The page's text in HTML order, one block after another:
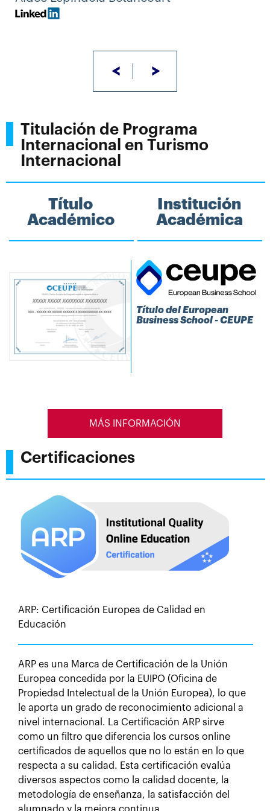
< >
Titulación de Programa
Internacional en Turismo
Internacional
Título
Académico
Institución
Académica
Título del European
Business School - CEUPE
MÁS INFORMACIÓN
Certificaciones
ARP: Certificación Europea de Calidad en
Educación
ARP es una Marca de Certificación de la Unión
Europea concedida por la EUIPO (Oficina de
Propiedad Intelectual de la Unión Europea), lo que
le aporta un grado de reconocimiento adicional a
nivel internacional. La Certificación ARP sirve
como un filtro que diferencia los cursos online
certificados de aquellos que no lo están en lo que
respecta a su calidad. Esta certificación evalúa
diversos aspectos como la calidad docente, la
metodología de enseñanza, la satisfacción del
alumnado y la mejora continua.